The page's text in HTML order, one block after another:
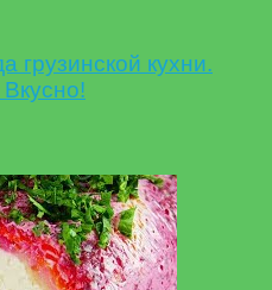
грузинской кухни.